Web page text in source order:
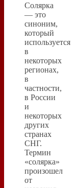
Солярка
— это
синоним,
который
используется
в
некоторых
регионах,
в
частности,
в России
и
некоторых
других
странах
СНГ.
Термин
«солярка»
произошел
от